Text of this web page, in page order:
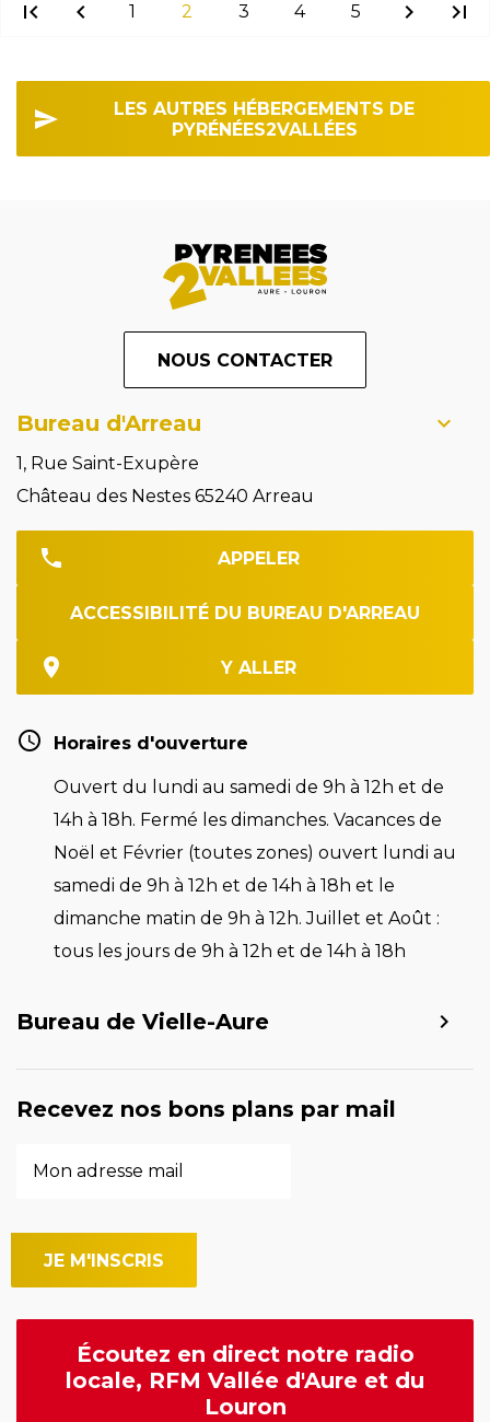
first_page chevron_left 1 2 3 4 5 chevron_right last_page
LES AUTRES HÉBERGEMENTS DE
PYRÉNÉES2VALLÉES
NOUS CONTACTER
Bureau d'Arreau
1, Rue Saint-Exupère
Château des Nestes 65240 Arreau
APPELER
ACCESSIBILITÉ DU BUREAU D'ARREAU
Y ALLER
Horaires d'ouverture
Ouvert du lundi au samedi de 9h à 12h et de
14h à 18h. Fermé les dimanches. Vacances de
Noël et Février (toutes zones) ouvert lundi au
samedi de 9h à 12h et de 14h à 18h et le
dimanche matin de 9h à 12h. Juillet et Août :
tous les jours de 9h à 12h et de 14h à 18h
Bureau de Vielle-Aure
Recevez nos bons plans par mail
Écoutez en direct notre radio
locale, RFM Vallée d'Aure et du
Louron